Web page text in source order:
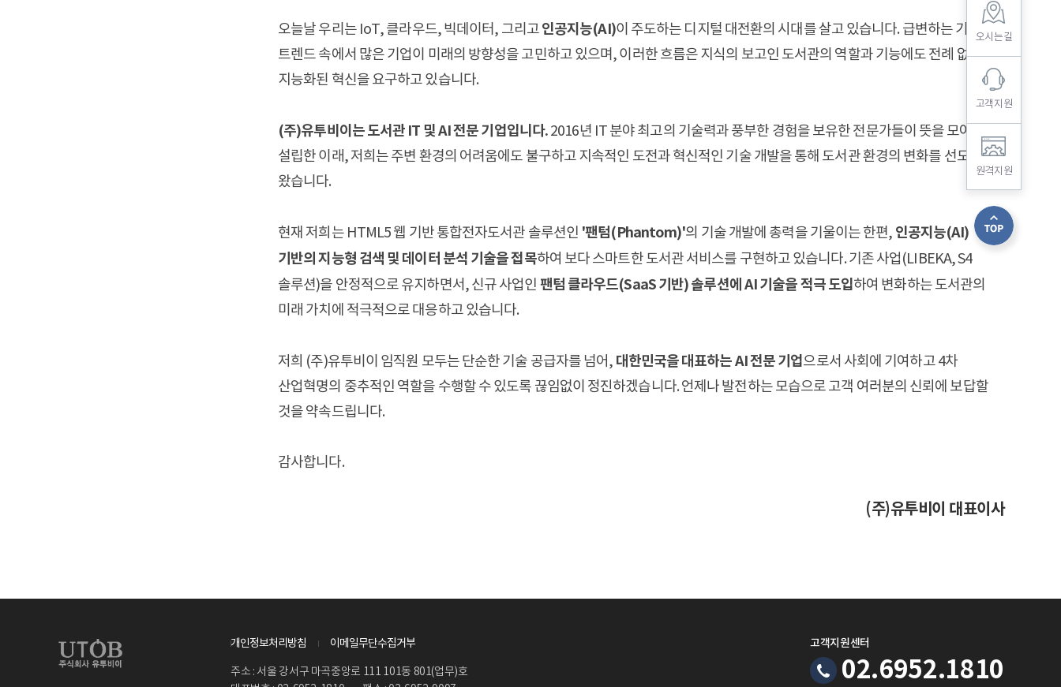
오시는길
고객지원
원격지원
오늘날 우리는 IoT, 클라우드, 빅데이터, 그리고인공지능(AI)이 주도하는 디지털 대전환의 시대를 살고 있습니다. 급변하는 기술
트렌드 속에서 많은 기업이 미래의 방향성을 고민하고 있으며, 이러한 흐름은 지식의 보고인 도서관의 역할과 기능에도 전례 없는
지능화된 혁신을 요구하고 있습니다.
(주)유투비이는 도서관 IT 및 AI 전문 기업입니다.2016년 IT 분야 최고의 기술력과 풍부한 경험을 보유한 전문가들이 뜻을 모아
설립한 이래, 저희는 주변 환경의 어려움에도 불구하고 지속적인 도전과 혁신적인 기술 개발을 통해 도서관 환경의 변화를 선도해
왔습니다.
현재 저희는 HTML5 웹 기반 통합전자도서관 솔루션인 '팬텀(Phantom)'의 기술 개발에 총력을 기울이는 한편, 인공지능(AI)
기반의 지능형 검색 및 데이터 분석 기술을 접목하여 보다 스마트한 도서관 서비스를 구현하고 있습니다. 기존 사업(LIBEKA, S4
솔루션)을 안정적으로 유지하면서, 신규 사업인 팬텀 클라우드(SaaS 기반) 솔루션에 AI 기술을 적극 도입하여 변화하는 도서관의
미래 가치에 적극적으로 대응하고 있습니다.
저희 (주)유투비이 임직원 모두는 단순한 기술 공급자를 넘어, 대한민국을 대표하는 AI 전문 기업으로서 사회에 기여하고 4차
산업혁명의 중추적인 역할을 수행할 수 있도록 끊임없이 정진하겠습니다. 언제나 발전하는 모습으로 고객 여러분의 신뢰에 보답할
것을 약속드립니다.
감사합니다.
(주)유투비이 대표이사
개인정보처리방침 이메일무단수집거부
주소 : 서울 강서구 마곡중앙로 111 101동 801(업무)호
고객지원센터
02.6952.1810